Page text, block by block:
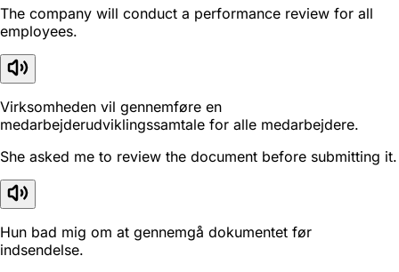
The company will conduct a performance review for all
employees.
Virksomheden vil gennemføre en
medarbejderudviklingssamtale for alle medarbejdere.
She asked me to review the document before submitting it.
Hun bad mig om at gennemgå dokumentet før
indsendelse.